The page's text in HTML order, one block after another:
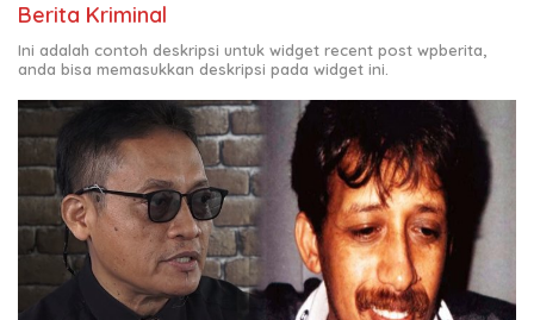
Berita Kriminal
Ini adalah contoh deskripsi untuk widget recent post wpberita,
anda bisa memasukkan deskripsi pada widget ini.